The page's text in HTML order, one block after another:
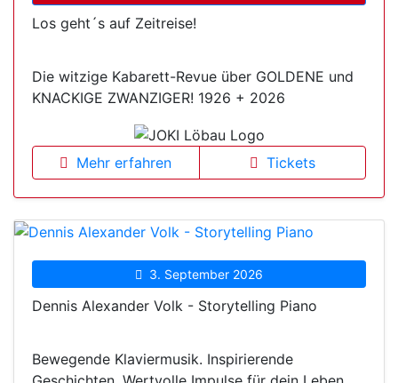
Los geht´s auf Zeitreise!
Die witzige Kabarett-Revue über GOLDENE und
KNACKIGE ZWANZIGER! 1926 + 2026
Mehr erfahren Tickets
3. September 2026
Dennis Alexander Volk - Storytelling Piano
Bewegende Klaviermusik. Inspirierende